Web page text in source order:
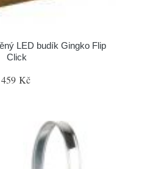
LED budík Gingko Flip
Click
Kč